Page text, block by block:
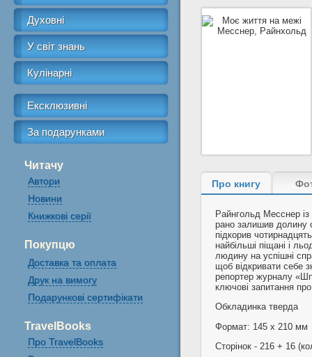
Духовні
У світ знань
Кулінарні
Ексклюзивні
За подарунками
Читачу
Автори
Новини
Книжкові серії
Покупцю
Доставка та оплата
Друк на вимогу
Подарункові сертифікати
TravelBooks
Про TravelBooks
Про книгу
Райнгольд Месснер
рано залишив долину
підкорив
найбільші піщані і
людину на успішні
щоб відкривати себе
репортер журналу
ключові запитання
Обкладинка тверда
Формат: 145 х 210 мм
Сторінок - 216 + 16